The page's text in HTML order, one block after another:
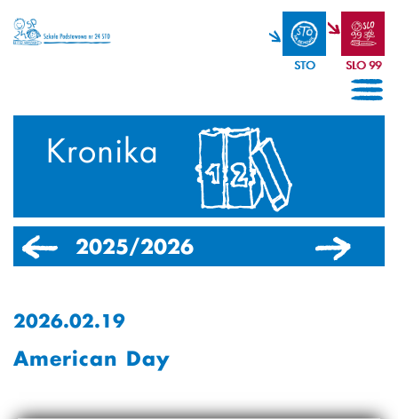
STO SLO 99
Kronika
2025/2026 2024/2025
2026.02.19
American Day